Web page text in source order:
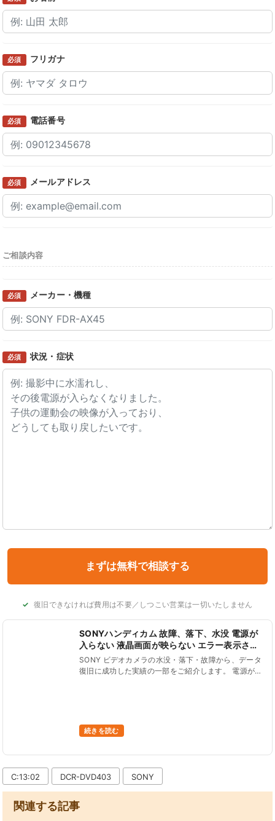
必須 フリガナ
必須 電話番号
必須 メールアドレス
ご相談内容
必須 メーカー・機種
必須 状況・症状
復旧できなければ費用は不要／しつこい営業は一切いたしません
SONYハンディカム 故障、落下、水没 電源が
入らない 液晶画面が映らない エラー表示され
る データ復旧
SONY ビデオカメラの水没・落下・故障から、データ
復旧に成功した実績の一部をご紹介します。 電源が入
続きを読む
C:13:02 DCR-DVD403 SONY
関連する記事